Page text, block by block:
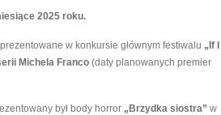
2025 roku.
w konkursie głównym festiwalu „If I
Michela Franco (daty planowanych premier
był body horror „Brzydka siostra” w